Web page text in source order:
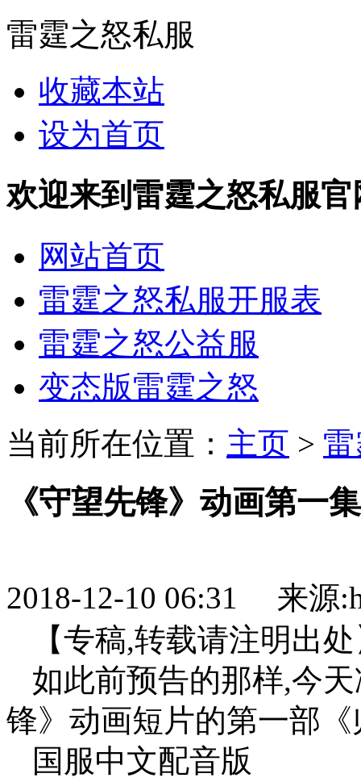
雷霆之怒私服
收藏本站
设为首页
欢迎来到雷霆之怒私服
网站首页
雷霆之怒私服开服表
雷霆之怒公益服
变态版雷霆之怒
当前所在位置： 主页 >
《守望先锋》动画第一
2018-12-10 06:31 来源
【专稿,转载请注明出
如此前预告的那样,今
锋》动画短片的第一部
国服中文配音版